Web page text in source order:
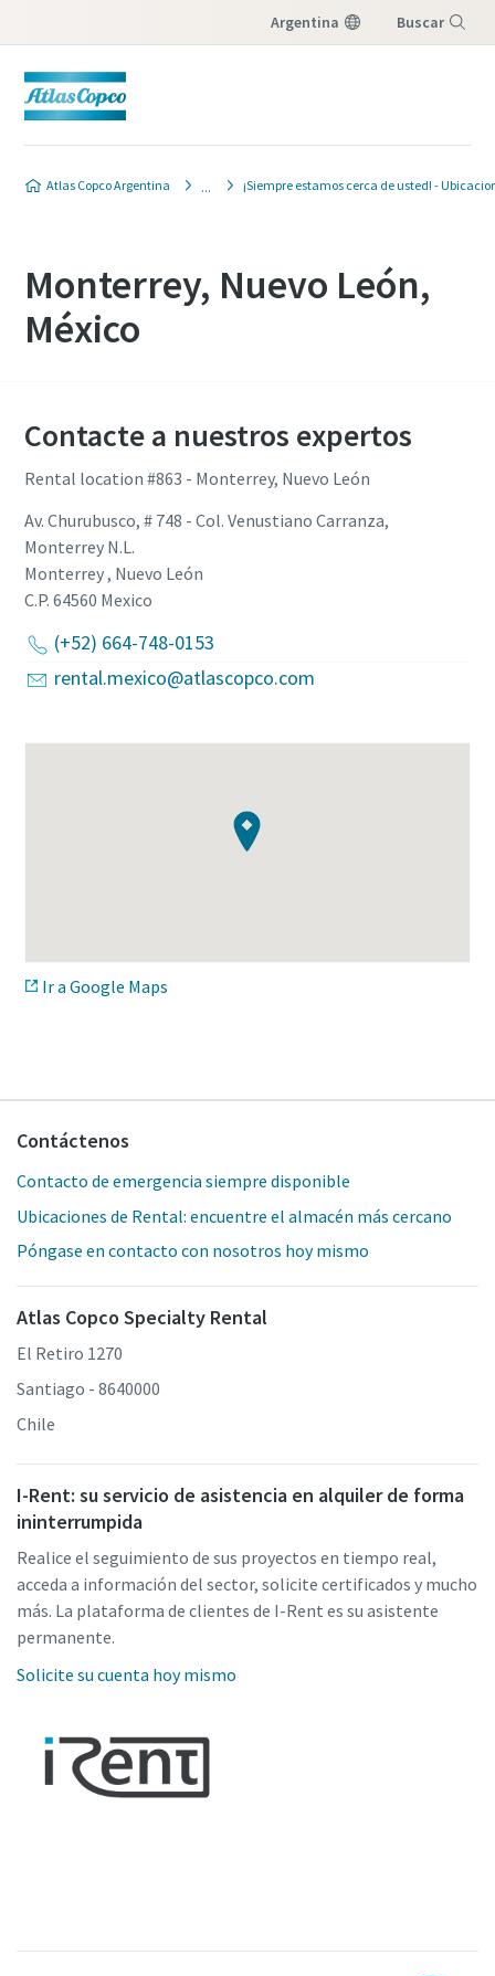
Argentina Buscar
Atlas Copco Argentina ¡Siempre estamos cerca de usted! -
Monterrey, Nuevo León,
México
Contacte a nuestros expertos
Rental location #863 - Monterrey, Nuevo León
Av. Churubusco, # 748 - Col. Venustiano Carranza,
Monterrey N.L.
Monterrey , Nuevo León
C.P. 64560 Mexico
(+52) 664-748-0153
rental.mexico@atlascopco.com
Ir a Google Maps
Contáctenos
Contacto de emergencia siempre disponible
Ubicaciones de Rental: encuentre el almacén más cercano
Póngase en contacto con nosotros hoy mismo
Atlas Copco Specialty Rental
El Retiro 1270
Santiago - 8640000
Chile
I-Rent: su servicio de asistencia en alquiler de forma
ininterrumpida
Realice el seguimiento de sus proyectos en tiempo real,
acceda a información del sector, solicite certificados y mucho
más. La plataforma de clientes de I-Rent es su asistente
permanente.
Solicite su cuenta hoy mismo